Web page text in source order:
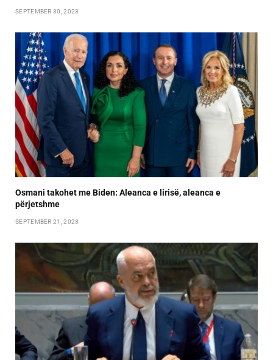
SEPTEMBER 30, 2023
Osmani takohet me Biden: Aleanca e lirisë, aleanca e
përjetshme
SEPTEMBER 21, 2023